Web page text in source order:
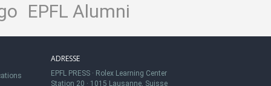
EPFL Alumni
ADRESSE
EPFL PRESS · Rolex Learning Center
Station 20 · 1015 Lausanne, Suisse